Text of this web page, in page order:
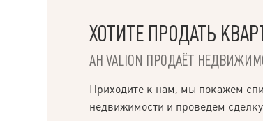
ХОТИТЕ ПРОДАТЬ
АН VALION ПРОДАЁТ
Приходите к нам, мы покажем
недвижимости и проведем
НАПИСАТЬ